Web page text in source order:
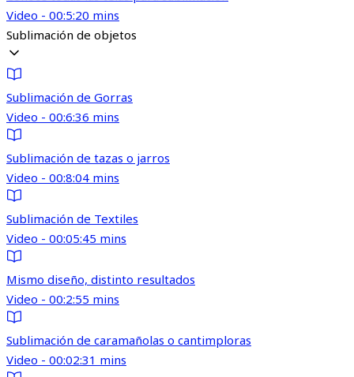
Video - 00:5:20 mins
Sublimación de objetos
Sublimación de Gorras
Video - 00:6:36 mins
Sublimación de tazas o jarros
Video - 00:8:04 mins
Sublimación de Textiles
Video - 00:05:45 mins
Mismo diseño, distinto resultados
Video - 00:2:55 mins
Sublimación de caramañolas o cantimploras
Video - 00:02:31 mins